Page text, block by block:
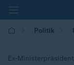
Politik
Ex-